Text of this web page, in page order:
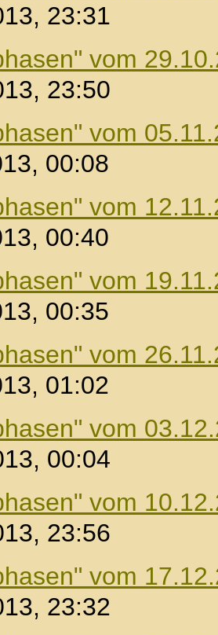
23:31
vom
23:50
vom
00:08
vom
00:40
vom
00:35
vom
01:02
vom
00:04
vom
23:56
vom
23:32